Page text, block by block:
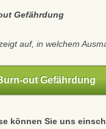
Gefährdung
auf, in welchem
out Gefährdung
können Sie uns